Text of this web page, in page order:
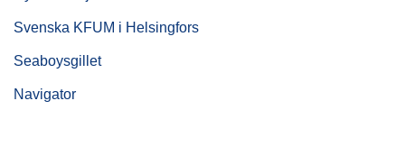
Svenska KFUM i Helsingfors
Seaboysgillet
Navigator